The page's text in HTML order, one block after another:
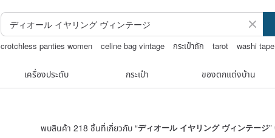
crotchless panties women celine bag vintage กระเป๋าถัก tarot
washi tape
เครื่องประดับ กระเป๋า ของตกแต่งบ้าน
พบสินค้า 218 ชิ้นที่เกี่ยวกับ “ディオール イヤリング ヴィンテージ”